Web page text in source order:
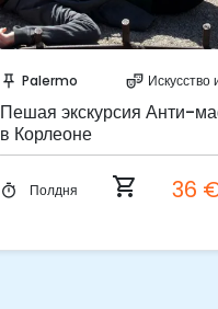
push_pin Palermo theater_comedy Искусство и
Пешая экскурсия Анти-
в Корлеоне
timer Полдня shopping_cart 36